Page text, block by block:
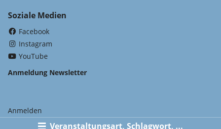
Veranstaltungsart, Schlagwort, ...
Soziale Medien
Facebook
Instagram
YouTube
Anmeldung Newsletter
Anmelden